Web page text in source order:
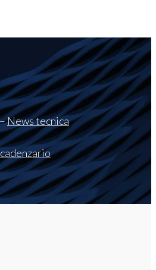
News tecnica